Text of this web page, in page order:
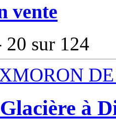
vente
sur 124
à